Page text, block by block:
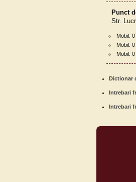
Punct
Str.
Mobil:
Mobil:
Mobil:
Dictionar
Intrebari
Intrebari